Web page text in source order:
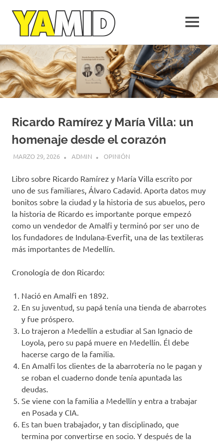
Saltar
al
contenido
López
una
empresa
de
la
gente
MENÚ
Ricardo Ramírez y María Villa: un
homenaje desde el corazón
MARZO 29, 2026 ADMIN OPINIÓN
Libro sobre Ricardo Ramírez y María Villa escrito por
uno de sus familiares, Álvaro Cadavid. Aporta datos muy
bonitos sobre la ciudad y la historia de sus abuelos, pero
la historia de Ricardo es importante porque empezó
como un vendedor de Amalfi y terminó por ser uno de
los fundadores de Indulana-Everfit, una de las textileras
más importantes de Medellín.
Cronología de don Ricardo:
Nació en Amalfi en 1892.
En su juventud, su papá tenía una tienda de abarrotes
y fue próspero.
Lo trajeron a Medellín a estudiar al San Ignacio de
Loyola, pero su papá muere en Medellín. Él debe
hacerse cargo de la familia.
En Amalfi los clientes de la abarrotería no le pagan y
se roban el cuaderno donde tenía apuntada las
deudas.
Se viene con la familia a Medellín y entra a trabajar
en Posada y CIA.
Es tan buen trabajador, y tan disciplinado, que
termina por convertirse en socio. Y después de la